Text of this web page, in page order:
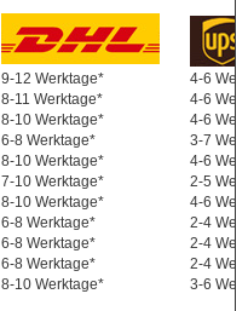
9-12 Werktage*
4-6
8-11 Werktage*
4-6
8-10 Werktage*
4-6
6-8 Werktage*
3-7
8-10 Werktage*
4-6
7-10 Werktage*
2-5
8-10 Werktage*
4-6
6-8 Werktage*
2-4
6-8 Werktage*
2-4
6-8 Werktage*
2-4
8-10 Werktage* 3-6